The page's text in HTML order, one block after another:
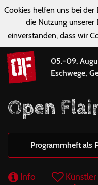
Cookies helfen uns bei der
die Nutzung unserer
einverstanden, dass wir
05.-09.
Eschwege,
Open
Programmheft als
Info Künstler